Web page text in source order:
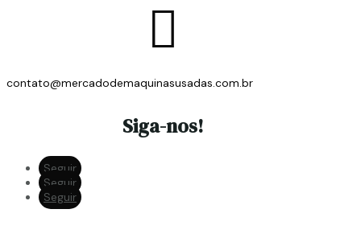

contato@mercadodemaquinasusadas.com.br
Siga-nos!
Seguir
Seguir
Seguir